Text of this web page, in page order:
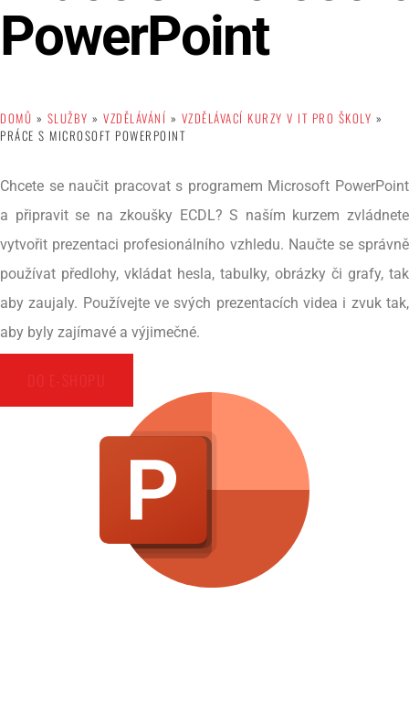
PowerPoint
DOMŮ » SLUŽBY » VZDĚLÁVÁNÍ » VZDĚLÁVACÍ KURZY V IT PRO ŠKOLY »
PRÁCE S MICROSOFT POWERPOINT
Chcete se naučit pracovat s programem Microsoft PowerPoint
a připravit se na zkoušky ECDL? S naším kurzem zvládnete
vytvořit prezentaci profesionálního vzhledu. Naučte se správně
používat předlohy, vkládat hesla, tabulky, obrázky či grafy, tak
aby zaujaly. Používejte ve svých prezentacích videa i zvuk tak,
aby byly zajímavé a výjimečné.
DO E-SHOPU